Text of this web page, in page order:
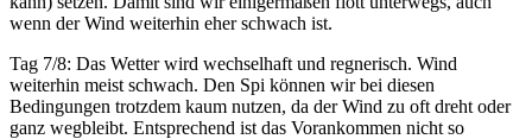
wenn der Wind weiterhin eher schwach ist.
Tag 7/8: Das Wetter wird wechselhaft und regnerisch. Wind
weiterhin meist schwach. Den Spi können wir bei diesen
Bedingungen trotzdem kaum nutzen, da der Wind zu oft dreht oder
ganz wegbleibt. Entsprechend ist das Vorankommen nicht so